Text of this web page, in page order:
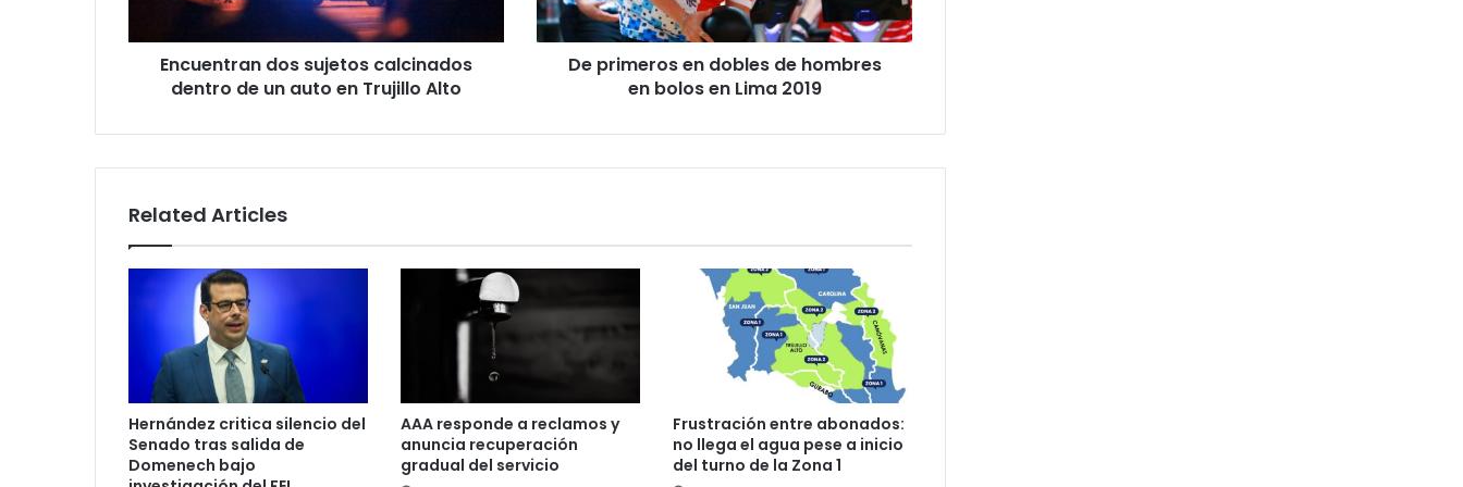
en
TrujilloEncuentran dos sujetos calcinados
dentro de un auto en Trujillo Alto
bolos
en
De primeros en dobles de hombres
en bolos en Lima 2019
Related Articles
Hernández critica silencio del
Senado tras salida de
Domenech bajo
AAA responde a reclamos y
anuncia recuperación
gradual del servicio
Frustración entre abonados:
no llega el agua pese a inicio
del turno de la Zona 1